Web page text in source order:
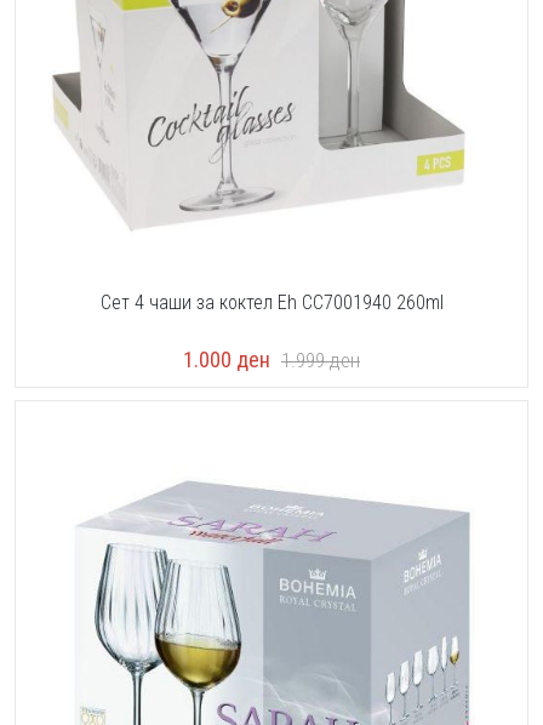
Сет 4 чаши за коктел Eh CC7001940 260ml
1.000 ден 1.999ден